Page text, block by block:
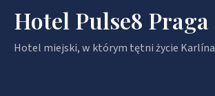
Hotel Pulse8 Praga
Hotel miejski, w którym tętni życie Karlína